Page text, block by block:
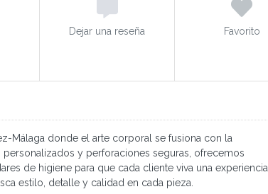
Dejar una reseña Favorito
Málaga donde el arte corporal se fusiona con la
y perforaciones seguras, ofrecemos
de higiene para que cada cliente viva una experiencia
estilo, detalle y calidad en cada pieza.